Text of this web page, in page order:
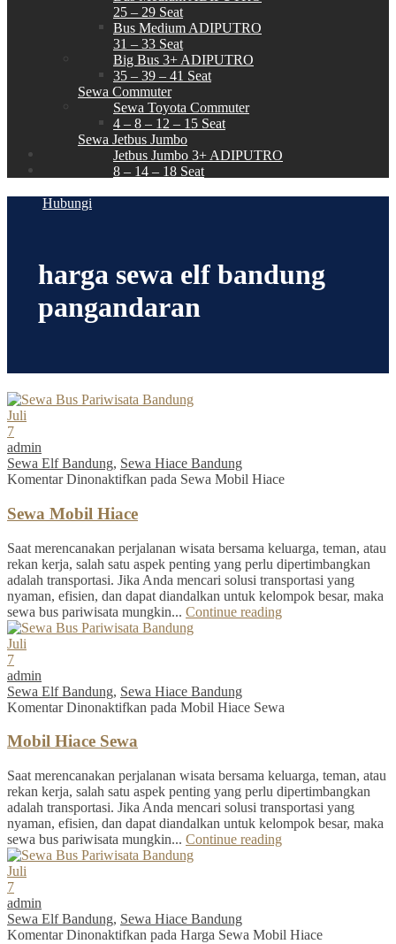
25 – 29 Seat
Bus Medium ADIPUTRO
31 – 33 Seat
Big Bus 3+ ADIPUTRO
35 – 39 – 41 Seat
Sewa Commuter
Sewa Toyota Commuter
4 – 8 – 12 – 15 Seat
Sewa Jetbus Jumbo
Jetbus Jumbo 3+ ADIPUTRO
8 – 14 – 18 Seat
Hubungi
harga sewa elf bandung
pangandaran
Juli
7
admin
Sewa Elf Bandung, Sewa Hiace Bandung
Komentar Dinonaktifkan pada Sewa Mobil Hiace
Sewa Mobil Hiace
Saat merencanakan perjalanan wisata bersama keluarga, teman, atau
rekan kerja, salah satu aspek penting yang perlu dipertimbangkan
adalah transportasi. Jika Anda mencari solusi transportasi yang
nyaman, efisien, dan dapat diandalkan untuk kelompok besar, maka
sewa bus pariwisata mungkin... Continue reading
Juli
7
admin
Sewa Elf Bandung, Sewa Hiace Bandung
Komentar Dinonaktifkan pada Mobil Hiace Sewa
Mobil Hiace Sewa
Saat merencanakan perjalanan wisata bersama keluarga, teman, atau
rekan kerja, salah satu aspek penting yang perlu dipertimbangkan
adalah transportasi. Jika Anda mencari solusi transportasi yang
nyaman, efisien, dan dapat diandalkan untuk kelompok besar, maka
sewa bus pariwisata mungkin... Continue reading
Juli
7
admin
Sewa Elf Bandung, Sewa Hiace Bandung
Komentar Dinonaktifkan pada Harga Sewa Mobil Hiace